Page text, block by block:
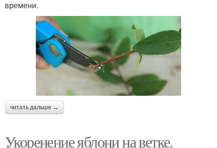
времени.
читать дальше →
Укоренение яблони на ветке.